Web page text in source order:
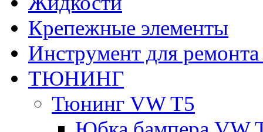
Крепежные элементы
Инструмент для
ТЮНИНГ
Тюнинг VW T5